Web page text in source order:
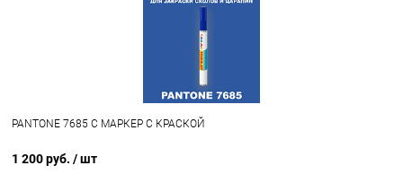
PANTONE 7685 C МАРКЕР С КРАСКОЙ
1 200 руб. / шт